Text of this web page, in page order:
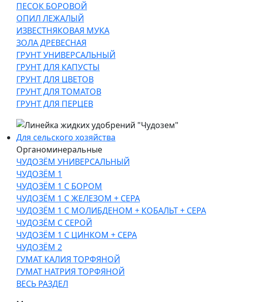
ПЕСОК БОРОВОЙ
ОПИЛ ЛЕЖАЛЫЙ
ИЗВЕСТНЯКОВАЯ МУКА
ЗОЛА ДРЕВЕСНАЯ
ГРУНТ УНИВЕРСАЛЬНЫЙ
ГРУНТ ДЛЯ КАПУСТЫ
ГРУНТ ДЛЯ ЦВЕТОВ
ГРУНТ ДЛЯ ТОМАТОВ
ГРУНТ ДЛЯ ПЕРЦЕВ
Для сельского хозяйства
Органоминеральные
ЧУДОЗЁМ УНИВЕРСАЛЬНЫЙ
ЧУДОЗЁМ 1
ЧУДОЗЁМ 1 С БОРОМ
ЧУДОЗЁМ 1 С ЖЕЛЕЗОМ + СЕРА
ЧУДОЗЁМ 1 С МОЛИБДЕНОМ + КОБАЛЬТ + СЕРА
ЧУДОЗЁМ С СЕРОЙ
ЧУДОЗЁМ 1 С ЦИНКОМ + СЕРА
ЧУДОЗЁМ 2
ГУМАТ КАЛИЯ ТОРФЯНОЙ
ГУМАТ НАТРИЯ ТОРФЯНОЙ
ВЕСЬ РАЗДЕЛ